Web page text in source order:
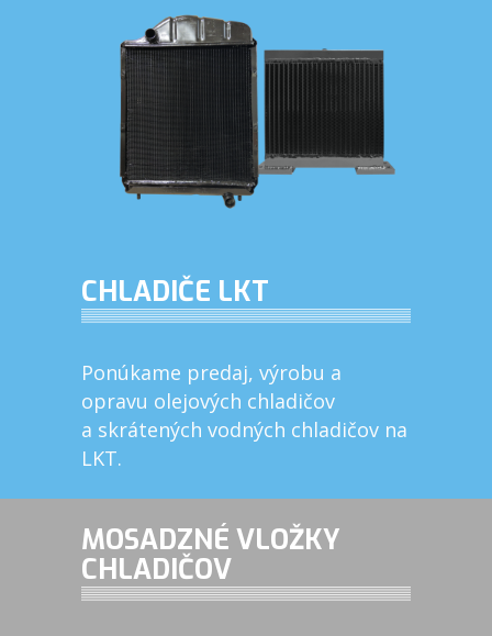
CHLADIČE LKT
Ponúkame predaj, výrobu a
opravu olejových chladičov
a skrátených vodných chladičov na
LKT.
MOSADZNÉ VLOŽKY
CHLADIČOV